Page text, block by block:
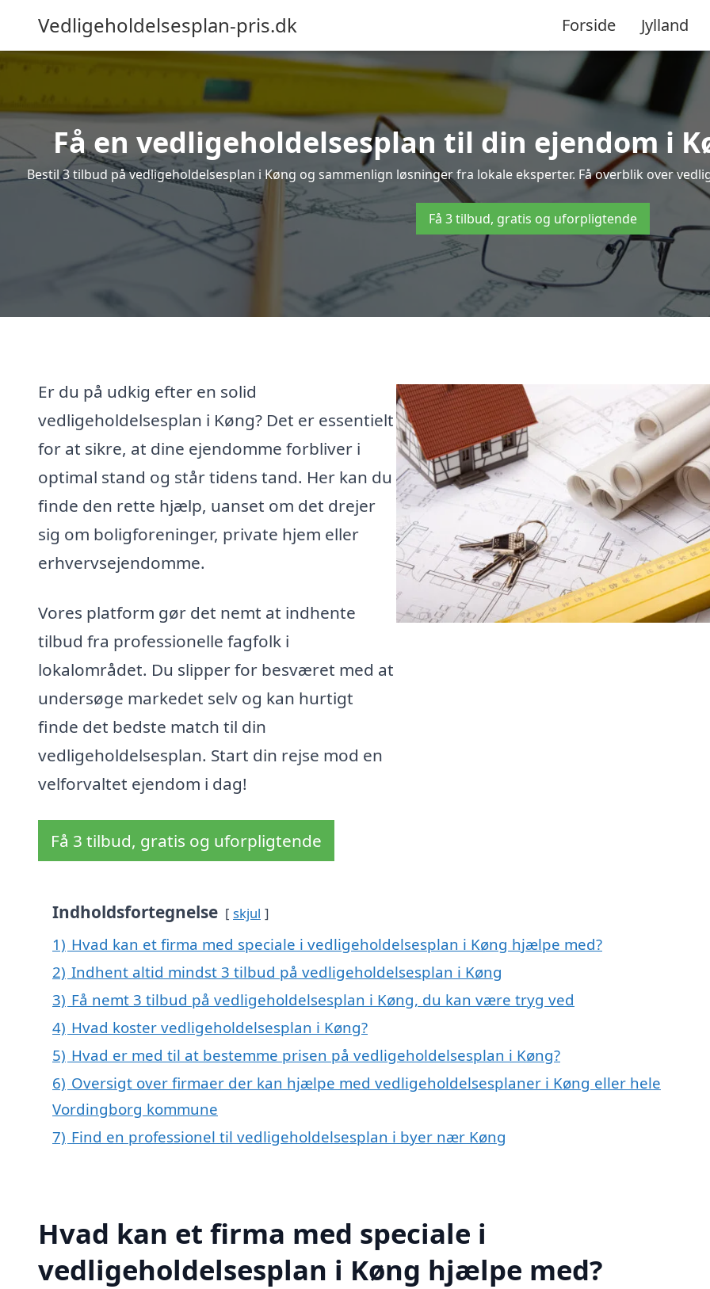
Vedligeholdelsesplan-pris.dk Forside Jylland
Få en vedligeholdelsesplan til din ejendom i
Bestil 3 tilbud på vedligeholdelsesplan i Køng og sammenlign løsninger fra lokale eksperter. Få overblik over
Få 3 tilbud, gratis og uforpligtende
Er du på udkig efter en solid
vedligeholdelsesplan i Køng? Det er essentielt
for at sikre, at dine ejendomme forbliver i
optimal stand og står tidens tand. Her kan du
finde den rette hjælp, uanset om det drejer
sig om boligforeninger, private hjem eller
erhvervsejendomme.
Vores platform gør det nemt at indhente
tilbud fra professionelle fagfolk i
lokalområdet. Du slipper for besværet med at
undersøge markedet selv og kan hurtigt
finde det bedste match til din
vedligeholdelsesplan. Start din rejse mod en
velforvaltet ejendom i dag!
Få 3 tilbud, gratis og uforpligtende
Indholdsfortegnelse skjul
1) Hvad kan et firma med speciale i vedligeholdelsesplan i Køng hjælpe med?
2) Indhent altid mindst 3 tilbud på vedligeholdelsesplan i Køng
3) Få nemt 3 tilbud på vedligeholdelsesplan i Køng, du kan være tryg ved
4) Hvad koster vedligeholdelsesplan i Køng?
5) Hvad er med til at bestemme prisen på vedligeholdelsesplan i Køng?
6) Oversigt over firmaer der kan hjælpe med vedligeholdelsesplaner i Køng eller hele
Vordingborg kommune
7) Find en professionel til vedligeholdelsesplan i byer nær Køng
Hvad kan et firma med speciale i
vedligeholdelsesplan i Køng hjælpe med?